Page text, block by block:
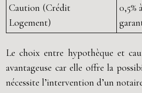
Caution (Crédit
Logement)
0,5%
Le choix entre hypothèque et
avantageuse car elle offre la
nécessite l’intervention d’un